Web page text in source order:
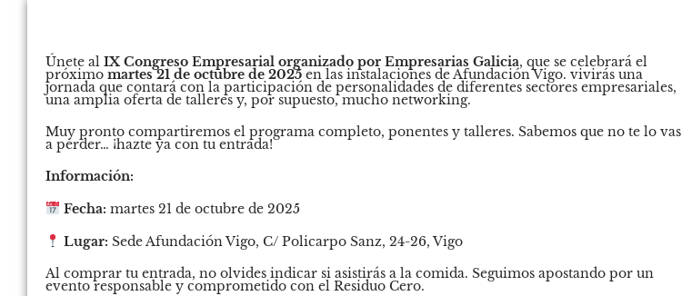
Únete al IX Congreso Empresarial organizado por Empresarias Galicia, que se celebrará el
próximo martes 21 de octubre de 2025 en las instalaciones de Afundación Vigo. vivirás una
jornada que contará con la participación de personalidades de diferentes sectores empresariales,
una amplia oferta de talleres y, por supuesto, mucho networking.
Muy pronto compartiremos el programa completo, ponentes y talleres. Sabemos que no te lo vas
a perder… ¡hazte ya con tu entrada!
Información:
Fecha: martes 21 de octubre de 2025
Lugar: Sede Afundación Vigo, C/ Policarpo Sanz, 24-26, Vigo
Al comprar tu entrada, no olvides indicar si asistirás a la comida. Seguimos apostando por un
evento responsable y comprometido con el Residuo Cero.